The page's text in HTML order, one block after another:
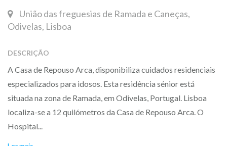
União das freguesias de Ramada e Caneças,
Odivelas, Lisboa
DESCRIÇÃO
A Casa de Repouso Arca, disponibiliza cuidados residenciais
especializados para idosos. Esta residência sénior está
situada na zona de Ramada, em Odivelas, Portugal. Lisboa
localiza-se a 12 quilómetros da Casa de Repouso Arca. O
Hospital...